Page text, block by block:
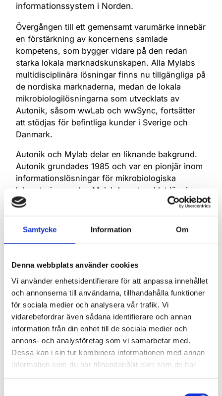
Samtycke Information Om
Denna webbplats använder cookies
Vi använder enhetsidentifierare för att anpassa innehållet
och annonserna till användarna, tillhandahålla funktioner
för sociala medier och analysera vår trafik. Vi
vidarebefordrar även sådana identifierare och annan
information från din enhet till de sociala medier och
annons- och analysföretag som vi samarbetar med.
Dessa kan i sin tur kombinera informationen med annan
information som du har tillhandahållit eller som de har
informationssystem i Norden.
Övergången till ett gemensamt varumärke innebär
en förstärkning av koncernens samlade
kompetens, som bygger vidare på den redan
starka lokala marknadskunskapen. Alla Mylabs
multidisciplinära lösningar finns nu tillgängliga på
de nordiska marknaderna, medan de lokala
mikrobiologilösningarna som utvecklats av
Autonik, såsom wwLab och wwSync, fortsätter
att stödjas för befintliga kunder i Sverige och
Danmark.
Autonik och Mylab delar en liknande bakgrund.
Autonik grundades 1985 och var en pionjär inom
informationslösningar för mikrobiologiska
laboratorier, medan Mylab har utvecklat lösningar
för diagnostik inom hälso- och sjukvården sedan
1987. Båda bolagen drivs av samma ambition: att
utveckla lösningar som skapar mervärde för
koncernennu över 38 års samlad erfarenhet
inom laboratoriedata och informationssystem,
mer än 140 medarbetare och en omsättning på 19
miljoner Euro under 2023. Varje år hanteras över
100 miljoner prover med hjälp av Mylabs
lösningar i de tre nordiska länderna.